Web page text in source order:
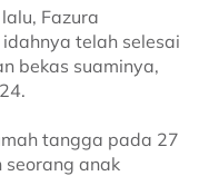
Fazura
telah selesai
bekas suaminya,
tangga pada 27
seorang anak